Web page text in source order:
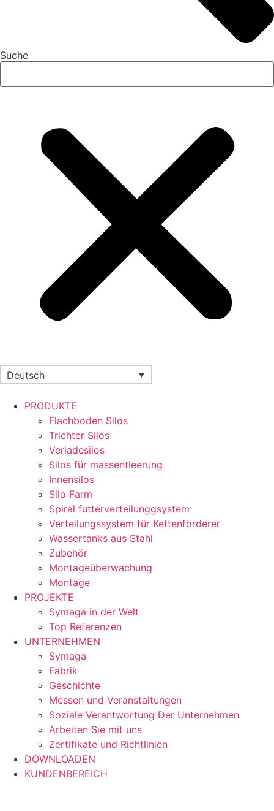
Suche
Deutsch
PRODUKTE
Flachboden Silos
Trichter Silos
Verladesilos
Silos für massentleerung
Innensilos
Silo Farm
Spiral futterverteilunggsystem
Verteilungssystem für Kettenförderer
Wassertanks aus Stahl
Zubehör
Montageüberwachung
Montage
PROJEKTE
Symaga in der Welt
Top Referenzen
UNTERNEHMEN
Symaga
Fabrik
Geschichte
Messen und Veranstaltungen
Soziale Verantwortung Der Unternehmen
Arbeiten Sie mit uns
Zertifikate und Richtlinien
DOWNLOADEN
KUNDENBEREICH